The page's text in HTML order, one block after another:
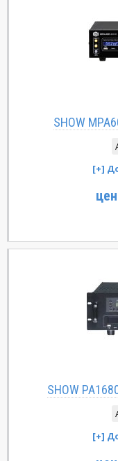
SHOW
SHOW